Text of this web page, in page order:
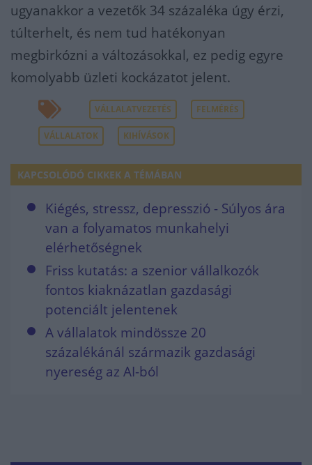
ugyanakkor a vezetők 34 százaléka úgy érzi,
túlterhelt, és nem tud hatékonyan
megbirkózni a változásokkal, ez pedig egyre
komolyabb üzleti kockázatot jelent.
VÁLLALATVEZETÉS FELMÉRÉS
VÁLLALATOK KIHÍVÁSOK
KAPCSOLÓDÓ CIKKEK A TÉMÁBAN
Kiégés, stressz, depresszió - Súlyos ára
van a folyamatos munkahelyi
elérhetőségnek
Friss kutatás: a szenior vállalkozók
fontos kiaknázatlan gazdasági
potenciált jelentenek
A vállalatok mindössze 20
százalékánál származik gazdasági
nyereség az AI-ból